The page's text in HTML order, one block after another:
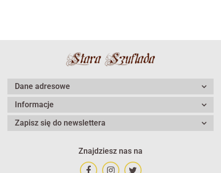
Dane adresowe
Informacje
Zapisz się do newslettera
Znajdziesz nas na